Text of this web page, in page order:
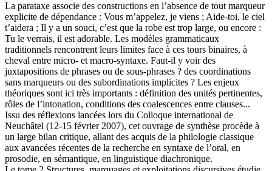
La parataxe associe des constructions en l’absence de tout marqueur
explicite de dépendance : Vous m’appelez, je viens ; Aide-toi, le ciel
t’aidera ; Il y a un souci, c’est que la robe est trop large, ou encore :
Tu le verrais, il est adorable. Les modèles grammaticaux
traditionnels rencontrent leurs limites face à ces tours binaires, à
cheval entre micro- et macro-syntaxe. Faut-il y voir des
juxtapositions de phrases ou de sous-phrases ? des coordinations
sans marqueurs ou des subordinations implicites ? Les enjeux
théoriques sont ici très importants : définition des unités pertinentes,
rôles de l’intonation, conditions des coalescences entre clauses...
Issu des réflexions lancées lors du Colloque international de
Neuchâtel (12-15 février 2007), cet ouvrage de synthèse procède à
un large bilan critique, allant des acquis de la philologie classique
aux avancées récentes de la recherche en syntaxe de l’oral, en
prosodie, en sémantique, en linguistique diachronique.